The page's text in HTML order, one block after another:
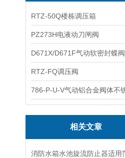
RTZ-50Q楼栋调压箱
PZ273H电液动刀闸阀
D671X/D671F气动软密封蝶阀
RTZ-FQ调压阀
相关文章